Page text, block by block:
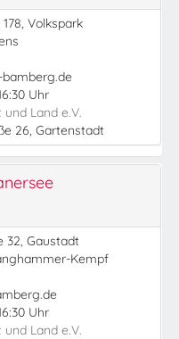
Volkspark
Uhr
Land e.V.
26, Gartenstadt
32, Gaustadt
Kempf
Uhr
Land e.V.